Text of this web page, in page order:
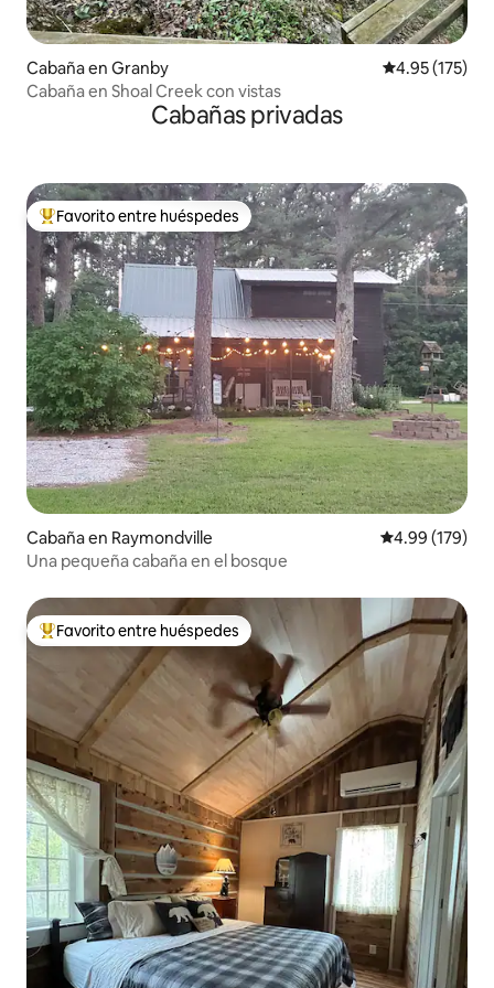
Cabaña en Granby Calificación
4.95 (175)
Cabaña en Shoal Creek con vistas
Cabañas privadas
De los mejores en Favorito entre huéspedes
Favorito entre huéspedes
Cabaña en Raymondville Calificación
4.99 (179)
Una pequeña cabaña en el bosque
De los mejores en Favorito entre huéspedes
Favorito entre huéspedes